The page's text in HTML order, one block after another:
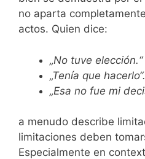
no aparta
actos. Quien dice:
„No tuve elección.“
„Tenía que
„Esa no fue mi
a menudo describe
limitaciones deben
Especialmente en